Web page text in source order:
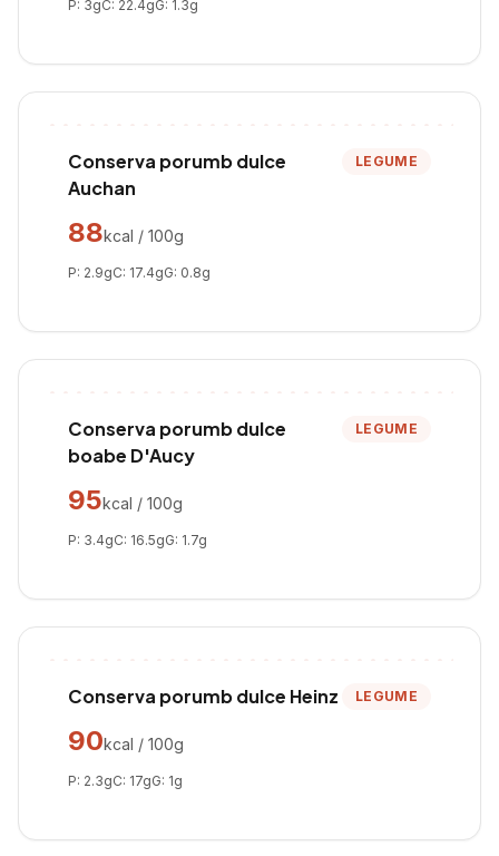
P: 3gC: 22.4gG: 1.3g
Conserva porumb dulce
Auchan
LEGUME
88kcal / 100g
P: 2.9gC: 17.4gG: 0.8g
Conserva porumb dulce
boabe D'Aucy
LEGUME
95kcal / 100g
P: 3.4gC: 16.5gG: 1.7g
Conserva porumb dulce Heinz LEGUME
90kcal / 100g
P: 2.3gC: 17gG: 1g